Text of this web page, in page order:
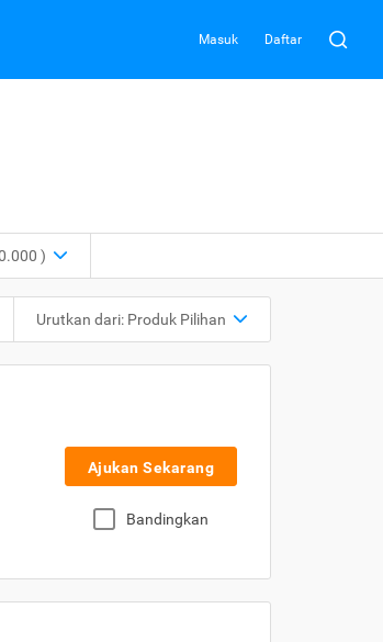
Masuk Daftar
)
Urutkan dari: Produk Pilihan
Ajukan Sekarang
Bandingkan